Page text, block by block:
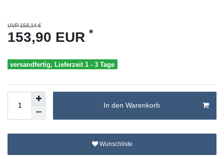
UVP 158,14 €
153,90 EUR *
versandfertig, Lieferzeit 1 - 3 Tage
In den Warenkorb
Wunschliste